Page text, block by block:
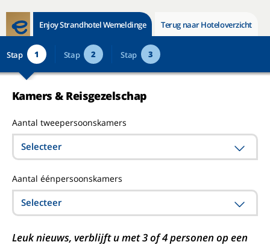
Enjoy Strandhotel Wemeldinge Terug naar Hoteloverzicht
Stap 1 Stap 2 Stap 3
Kamers & Reisgezelschap
Aantal tweepersoonskamers
Selecteer
Aantal éénpersoonskamers
Selecteer
Leuk nieuws, verblijft u met 3 of 4 personen op een